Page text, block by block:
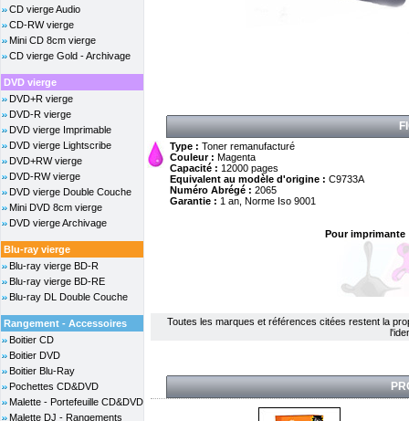
CD vierge Audio
CD-RW vierge
Mini CD 8cm vierge
CD vierge Gold - Archivage
DVD vierge
DVD+R vierge
DVD-R vierge
DVD vierge Imprimable
DVD vierge Lightscribe
DVD+RW vierge
DVD-RW vierge
DVD vierge Double Couche
Mini DVD 8cm vierge
DVD vierge Archivage
Blu-ray vierge
Blu-ray vierge BD-R
Blu-ray vierge BD-RE
Blu-ray DL Double Couche
Rangement - Accessoires
Boitier CD
Boitier DVD
Boitier Blu-Ray
Pochettes CD&DVD
Malette - Portefeuille CD&DVD
Malette DJ - Rangements
Type : Toner remanufacturé
Couleur : Magenta
Capacité : 12000 pages
Equivalent au modèle d'origine : C9733A
Numéro Abrégé : 2065
Garantie : 1 an, Norme Iso 9001
Pour imprimante
Toutes les marques et références citées restent la